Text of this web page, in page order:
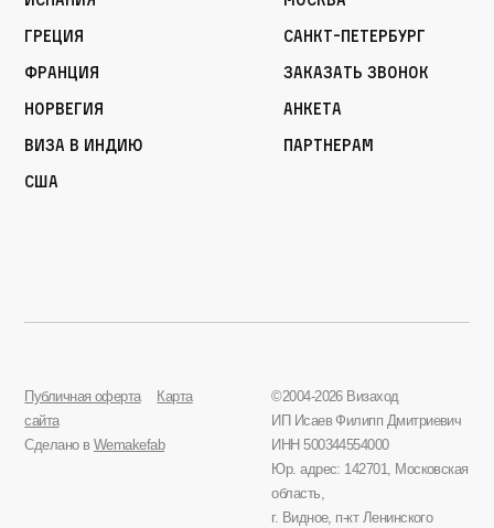
Греция
Франция
Норвегия
Виза в Индию
США
Санкт-Петербург
Заказать звонок
Анкета
Партнерам
Публичная оферта
Карта
сайта
Сделано в Wemakefab
©2004-2026 Визаход
ИП Исаев Филипп Дмитриевич
ИНН 500344554000
Юр. адрес: 142701, Московская
область,
г. Видное, п-кт Ленинского